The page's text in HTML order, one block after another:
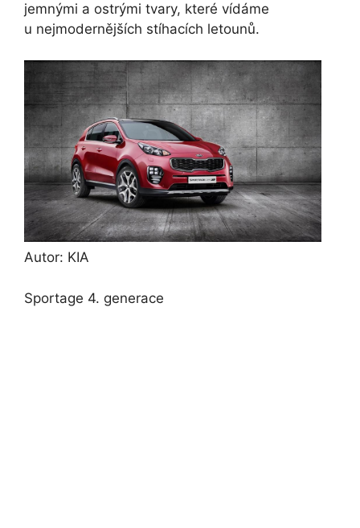
jemnými a ostrými tvary, které vídáme
u nejmodernějších stíhacích letounů.
Autor: KIA
Sportage 4. generace